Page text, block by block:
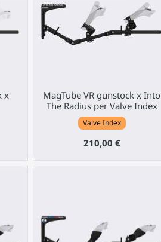
x
MagTube VR gunstock x Into
The Radius per Valve Index
Valve Index
210,00 €